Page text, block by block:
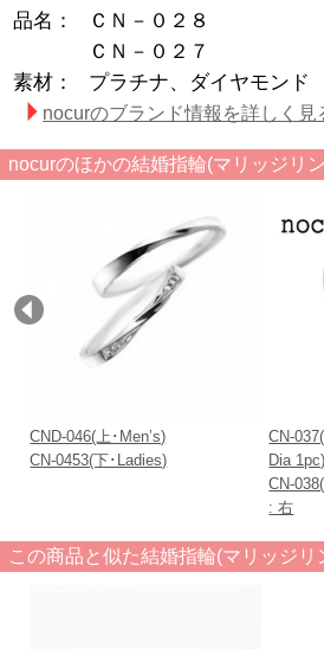
品名：
ＣＮ－０２８
ＣＮ－０２７
素材：
プラチナ、ダイヤモンド
nocurのブランド情報を詳しく見
nocurのほかの結婚指輪(マリッジリ
CND-046(上･Men’s)
CN-0453(下･Ladies)
CN-
Dia
CN-
: 右
この商品と似た結婚指輪(マリッジリ